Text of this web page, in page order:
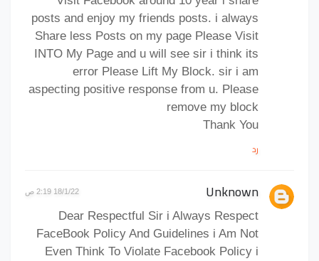
posts and enjoy my friends posts. i always
Share less Posts on my page Please Visit
INTO My Page and u will see sir i think its
error Please Lift My Block. sir i am
aspecting positive response from u. Please
remove my block
Thank You
رد
Unknown 18/1/22 2:19 ص
Dear Respectful Sir i Always Respect
FaceBook Policy And Guidelines i Am Not
Even Think To Violate Facebook Policy i